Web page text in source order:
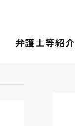
弁護士等紹介